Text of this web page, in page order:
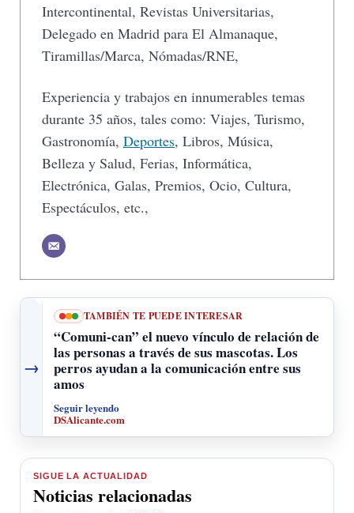
Intercontinental, Revistas Universitarias,
Delegado en Madrid para El Almanaque,
Tiramillas/Marca, Nómadas/RNE,
Experiencia y trabajos en innumerables temas
durante 35 años, tales como: Viajes, Turismo,
Gastronomía, Deportes, Libros, Música,
Belleza y Salud, Ferias, Informática,
Electrónica, Galas, Premios, Ocio, Cultura,
Espectáculos, etc.,
→
TAMBIÉN TE PUEDE INTERESAR
“Comuni-can” el nuevo vínculo de relación de
las personas a través de sus mascotas. Los
perros ayudan a la comunicación entre sus
amos
Seguir leyendo
DSAlicante.com
SIGUE LA ACTUALIDAD
Noticias relacionadas